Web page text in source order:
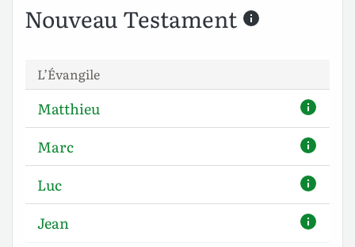
Nouveau Testament
L’Évangile
Matthieu
Marc
Luc
Jean